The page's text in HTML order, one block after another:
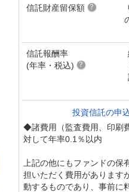
信託財産留保額
信託報酬率
(年率・税込)
投資信託の申
◆諸費用（監査費用、印刷
対して年率0.1％以内
上記の他にもファンドの保
担いただく費用があります
動するものであり、事前に